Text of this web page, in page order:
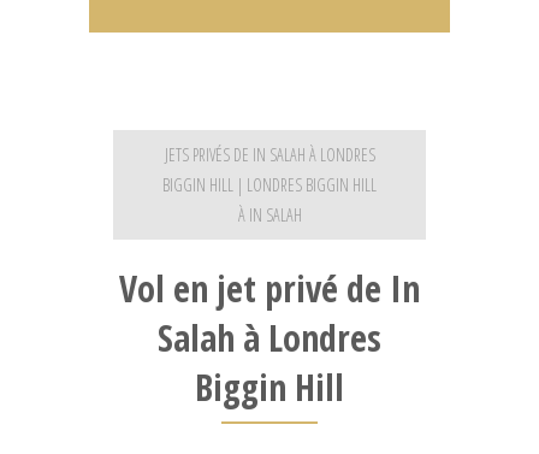
JETS PRIVÉS DE IN SALAH À LONDRES
BIGGIN HILL | LONDRES BIGGIN HILL
À IN SALAH
Vol en jet privé de In
Salah à Londres
Biggin Hill